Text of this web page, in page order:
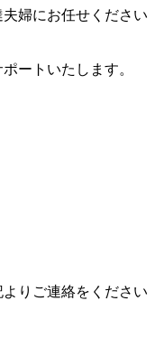
婦にお任せください
ートいたします。
りご連絡をください